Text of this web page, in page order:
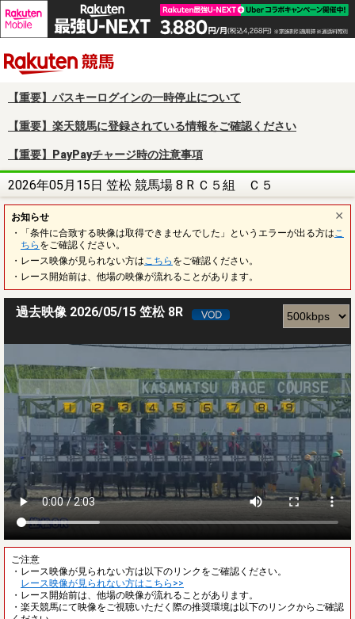
【重要】パスキーログインの一時停止について
【重要】楽天競馬に登録されている情報をご確認ください
【重要】PayPayチャージ時の注意事項
2026年05月15日 笠松 競馬場 8 R Ｃ５組 Ｃ５
お知らせ
・「条件に合致する映像は取得できませんでした」というエラーが出る方は こ
ちら をご確認ください。
・レース映像が見られない方は こちら をご確認ください。
・レース開始前は、他場の映像が流れることがあります。
過去映像 2026/05/15 笠松 8R
ご注意
・レース映像が見られない方は以下のリンクをご確認ください。
レース映像が見られない方はこちら>>
・レース開始前は、他場の映像が流れることがあります。
・楽天競馬にて映像をご視聴いただく際の推奨環境は以下のリンクからご確認